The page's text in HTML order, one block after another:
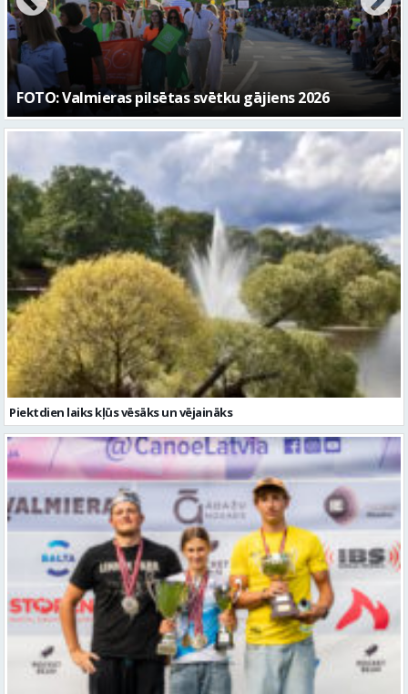
Valmierā turpinās īstenot nozīmīgus ielu
infrastruktūras investīciju projektus
Piektdien laiks kļūs vēsāks un vējaināks